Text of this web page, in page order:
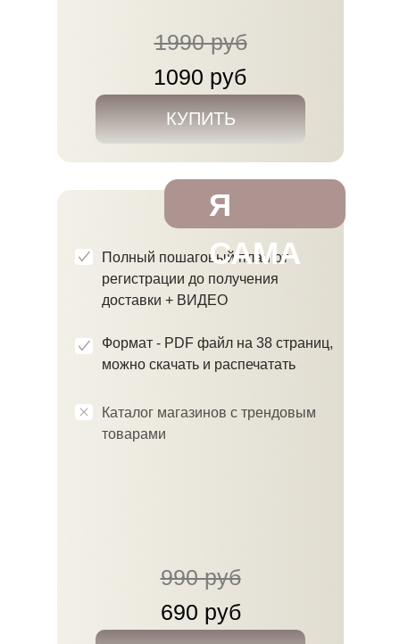
Полный пошаговый план от
регистрации до получения
доставки + ВИДЕО
Формат - PDF файл на 38 страниц,
можно скачать и распечатать
990 руб
1990 руб
Я
САМА
Каталог магазинов с трендовым
товарами
КУПИТЬ
1090 руб
690 руб